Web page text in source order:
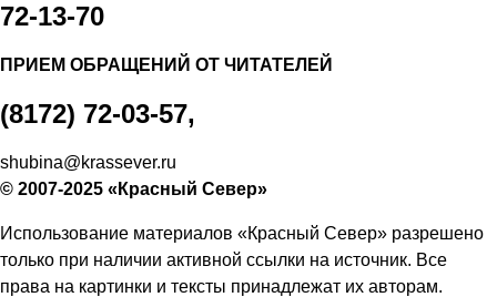
72-13-70
ПРИЕМ ОБРАЩЕНИЙ ОТ ЧИТАТЕЛЕЙ
(8172) 72-03-57,
shubina@krassever.ru
© 2007-2025 «Красный Север»
Использование материалов «Красный Север» разрешено
только при наличии активной ссылки на источник. Все
права на картинки и тексты принадлежат их авторам.